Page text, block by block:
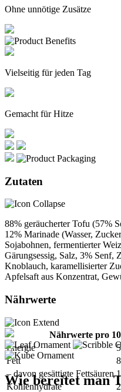
Ohne unnötige Zusätze
Vielseitig für jeden Tag
Gemacht für Hitze
Zutaten
88% geräucherter Tofu (57%
12% Marinade (Wasser,
Sojabohnen, fermentierter
Gärungsessig, Salz, 3% Senf,
Knoblauch, karamellisierter
Apfelsaft aus Konzentrat,
Nährwerte
Nährwerte pro
Energie
Fett
– davon gesättigte Fettsäuren
Kohlenhydrate
Wie bereitet man